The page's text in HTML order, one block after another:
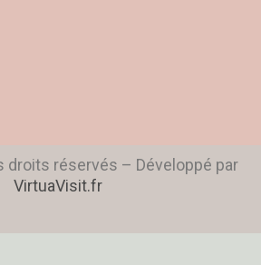
droits réservés – Développé par
VirtuaVisit.fr